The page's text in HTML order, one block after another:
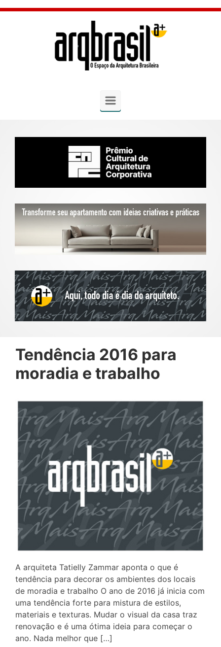
Skip to main content
Tendência 2016 para
moradia e trabalho
A arquiteta Tatielly Zammar aponta o que é
tendência para decorar os ambientes dos locais
de moradia e trabalho O ano de 2016 já inicia com
uma tendência forte para mistura de estilos,
materiais e texturas. Mudar o visual da casa traz
renovação e é uma ótima ideia para começar o
ano. Nada melhor que […]